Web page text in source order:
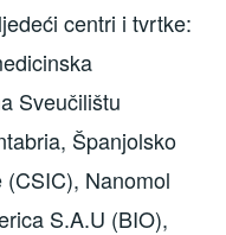
centri i tvrtke:
Sveučilištu
Španjolsko
Nanomol
S.A.U (BIO),